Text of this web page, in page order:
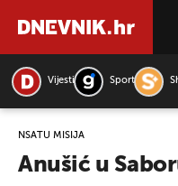
Vijesti Sport
NSATU MISIJA
Anušić u
PRETRAŽITE VIJESTI